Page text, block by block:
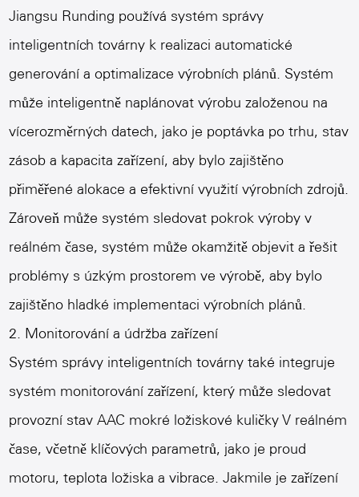
Jiangsu Runding používá systém správy
inteligentních továrny k realizaci automatické
generování a optimalizace výrobních plánů. Systém
může inteligentně naplánovat výrobu založenou na
vícerozměrných datech, jako je poptávka po trhu, stav
zásob a kapacita zařízení, aby bylo zajištěno
přiměřené alokace a efektivní využití výrobních zdrojů.
Zároveň může systém sledovat pokrok výroby v
reálném čase, systém může okamžitě objevit a řešit
problémy s úzkým prostorem ve výrobě, aby bylo
zajištěno hladké implementaci výrobních plánů.
2. Monitorování a údržba zařízení
Systém správy inteligentních továrny také integruje
systém monitorování zařízení, který může sledovat
provozní stavAAC mokré ložiskové kuličkyV reálném
čase, včetně klíčových parametrů, jako je proud
motoru, teplota ložiska a vibrace. Jakmile je zařízení